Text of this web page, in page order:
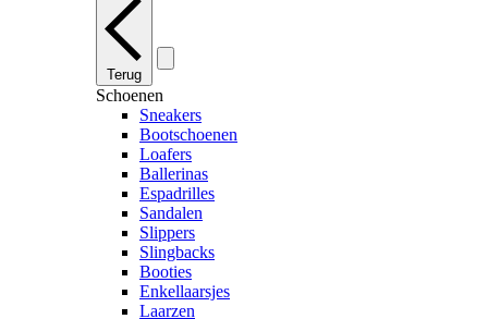
Terug
Schoenen
Sneakers
Bootschoenen
Loafers
Ballerinas
Espadrilles
Sandalen
Slippers
Slingbacks
Booties
Enkellaarsjes
Laarzen